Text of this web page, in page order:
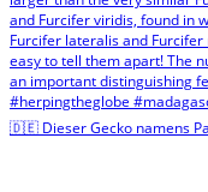
🇩🇪 Dieser Gecko namens